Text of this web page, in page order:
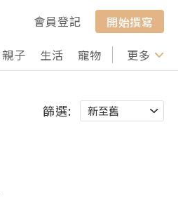
會員登記
開始撰寫
親子 生活 寵物 行山 打卡
更多
篩選: